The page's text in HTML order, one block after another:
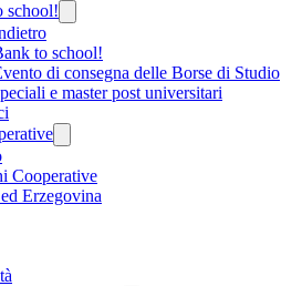
school!
to school!
di consegna delle Borse di Studio
e master post universitari
Cooperative
Erzegovina